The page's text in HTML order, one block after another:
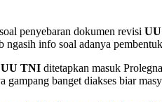
penyebaran dokumen revisi
info soal adanya
UU TNI ditetapkan masuk
banget diakses biar